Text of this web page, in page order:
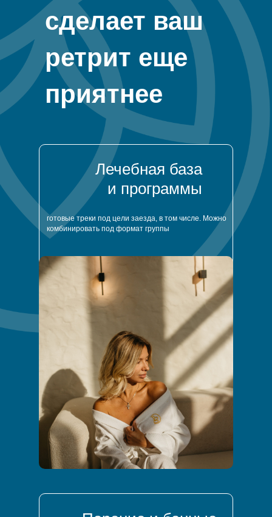
готовые треки под цели заезда, в том числе. Можно
комбинировать под формат группы
Лечебная база
и программы
сделает ваш
ретрит еще
приятнее